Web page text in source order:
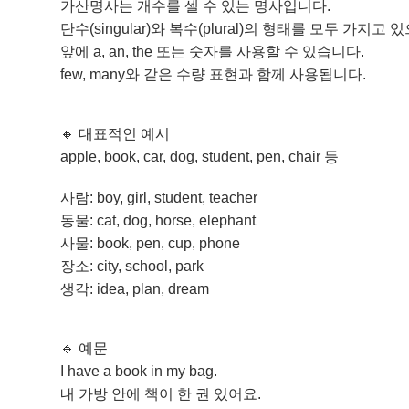
가산명사는 개수를 셀 수 있는 명사입니다.
단수(singular)와 복수(plural)의 형태를 모두 가지고 있
앞에 a, an, the 또는 숫자를 사용할 수 있습니다.
few, many와 같은 수량 표현과 함께 사용됩니다.
🔸 대표적인 예시
apple, book, car, dog, student, pen, chair 등
사람: boy, girl, student, teacher
동물: cat, dog, horse, elephant
사물: book, pen, cup, phone
장소: city, school, park
생각: idea, plan, dream
🔹 예문
I have a book in my bag.
내 가방 안에 책이 한 권 있어요.